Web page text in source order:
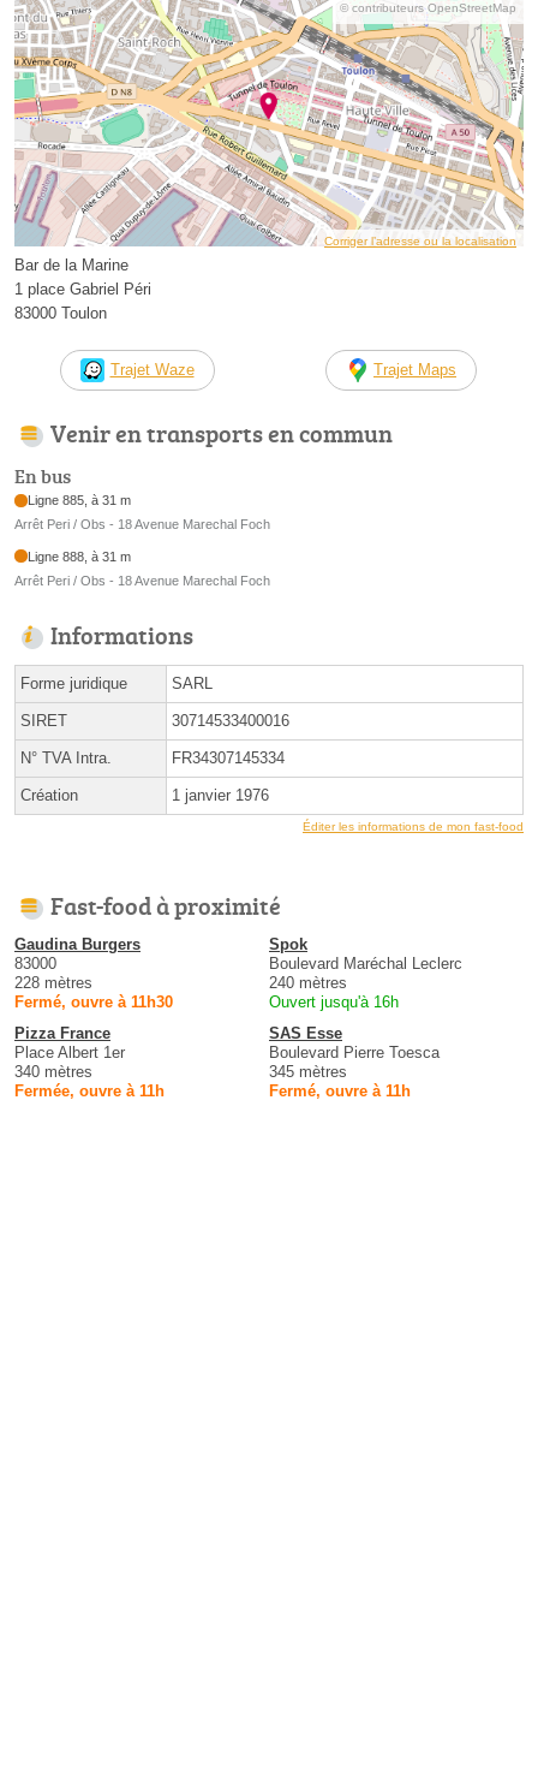
© contributeurs OpenStreetMap
Corriger l’adresse ou la localisation
Bar de la Marine
1 place Gabriel Péri
83000 Toulon
Trajet Waze Trajet Maps
Venir en transports en commun
En bus
Ligne 885, à 31 m
Arrêt Peri / Obs - 18 Avenue Marechal Foch
Ligne 888, à 31 m
Arrêt Peri / Obs - 18 Avenue Marechal Foch
Informations
Forme juridique SARL
SIRET 30714533400016
N° TVA Intra. FR34307145334
Création 1 janvier 1976
Éditer les informations de mon fast-food
Fast-food à proximité
Gaudina Burgers
83000
228 mètres
Fermé, ouvre à 11h30
Spok
Boulevard Maréchal Leclerc
240 mètres
Ouvert jusqu'à 16h
Pizza France
Place Albert 1er
340 mètres
Fermée, ouvre à 11h
SAS Esse
Boulevard Pierre Toesca
345 mètres
Fermé, ouvre à 11h